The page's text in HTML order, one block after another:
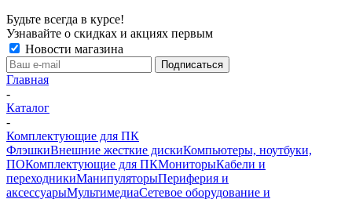
Будьте всегда в курсе!
Узнавайте о скидках и акциях первым
Новости магазина
Главная
-
Каталог
-
Комплектующие для ПК
ФлэшкиВнешние жесткие дискиКомпьютеры, ноутбуки,
ПОКомплектующие для ПКМониторыКабели и
переходникиМанипуляторыПериферия и
аксессуарыМультимедиаСетевое оборудование и